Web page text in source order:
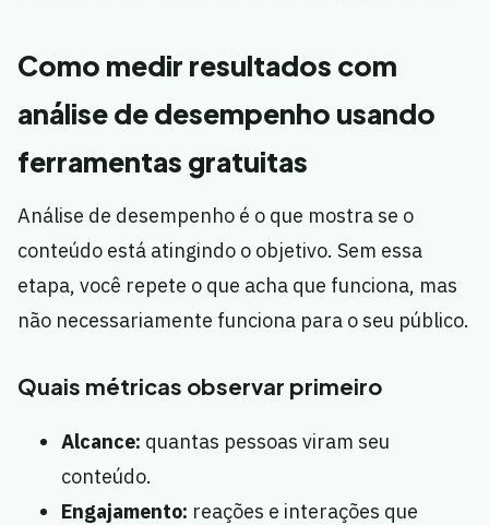
Como medir resultados com
análise de desempenho usando
ferramentas gratuitas
Análise de desempenho é o que mostra se o
conteúdo está atingindo o objetivo. Sem essa
etapa, você repete o que acha que funciona, mas
não necessariamente funciona para o seu público.
Quais métricas observar primeiro
Alcance: quantas pessoas viram seu
conteúdo.
Engajamento: reações e interações que